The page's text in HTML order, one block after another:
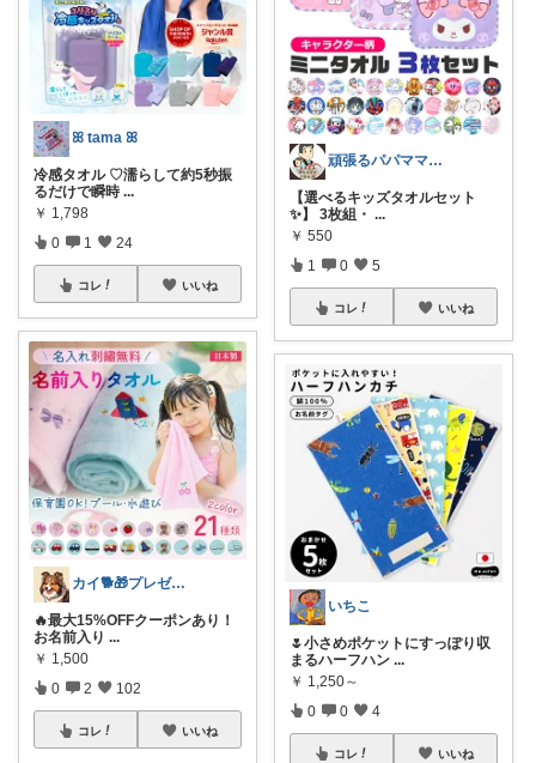
ꕤ tama ꕤ
冷感タオル ♡濡らして約5秒振
るだけで瞬時 ...
￥ 1,798
0 1 24
コレ いいね
カイ🐕🎁プレゼント
🔥最大15%OFFクーポンあり！
お名前入り ...
￥ 1,500
0 2 102
コレ いいね
頑張るパパママ応援隊@育児・子供用品紹介
【選べるキッズタオルセット
✨】 3枚組・ ...
￥ 550
1 0 5
コレ いいね
いちこ
🌷小さめポケットにすっぽり収
まるハーフハン ...
￥ 1,250～
0 0 4
コレ いいね